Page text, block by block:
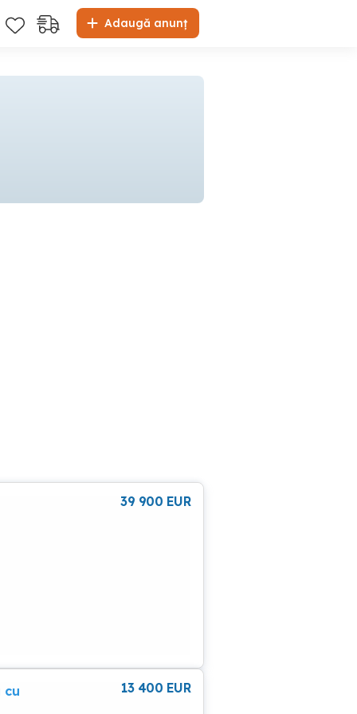
Adaugă anunț
39 900 EUR
cu
13 400 EUR